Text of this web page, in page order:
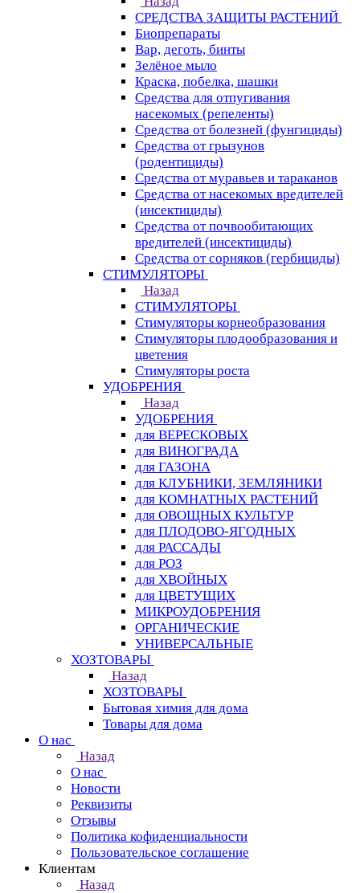
СРЕДСТВА ЗАЩИТЫ РАСТЕНИЙ
Биопрепараты
Вар, деготь, бинты
Зелёное мыло
Краска, побелка, шашки
Средства для отпугивания
насекомых (репеленты)
Средства от болезней (фунгициды)
Средства от грызунов
(родентициды)
Средства от муравьев и тараканов
Средства от насекомых вредителей
(инсектициды)
Средства от почвообитающих
вредителей (инсектициды)
Средства от сорняков (гербициды)
СТИМУЛЯТОРЫ
Назад
СТИМУЛЯТОРЫ
Стимуляторы корнеобразования
Стимуляторы плодообразования и
цветения
Стимуляторы роста
УДОБРЕНИЯ
Назад
УДОБРЕНИЯ
для ВЕРЕСКОВЫХ
для ВИНОГРАДА
для ГАЗОНА
для КЛУБНИКИ, ЗЕМЛЯНИКИ
для КОМНАТНЫХ РАСТЕНИЙ
для ОВОЩНЫХ КУЛЬТУР
для ПЛОДОВО-ЯГОДНЫХ
для РАССАДЫ
для РОЗ
для ХВОЙНЫХ
для ЦВЕТУЩИХ
МИКРОУДОБРЕНИЯ
ОРГАНИЧЕСКИЕ
УНИВЕРСАЛЬНЫЕ
ХОЗТОВАРЫ
Назад
ХОЗТОВАРЫ
Бытовая химия для дома
Товары для дома
О нас
Назад
О нас
Новости
Реквизиты
Отзывы
Политика кофиденциальности
Пользовательское соглашение
Клиентам
Назад